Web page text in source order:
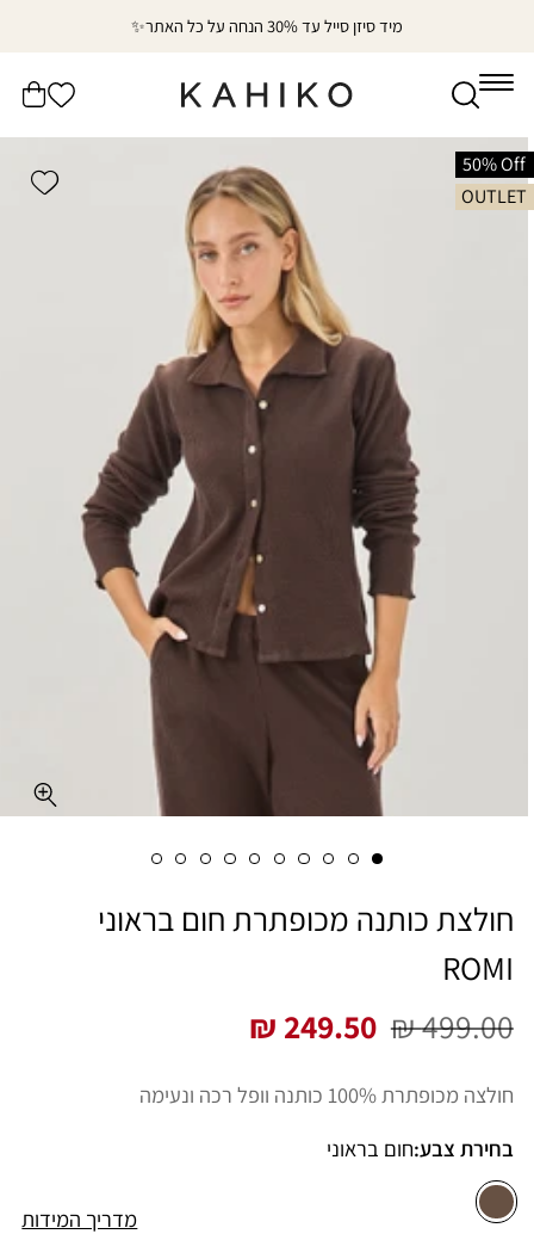
מיד סיזן סייל עד 30% הנחה על כל האתר✨
הרשימה
שלי עֲגָלָה
דלג
לפרטי
המוצר
50% Off
OUTLET
חולצת כותנה מכופתרת חום בראוני
ROMI
מחיר
רגיל
499.00 ₪
מחיר
מבצע
249.50 ₪
חולצה מכופתרת 100% כותנה וופל רכה ונעימה
בחירת צבע:חום בראוני
מדריך המידות